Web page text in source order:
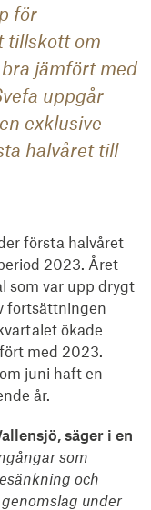
för
tillskott om
jämfört med
uppgår
exklusive
halvåret till
första halvåret
2023. Året
som var upp drygt
fortsättningen
ökade
med 2023.
juni haft en
år.
säger i en
som
och
under